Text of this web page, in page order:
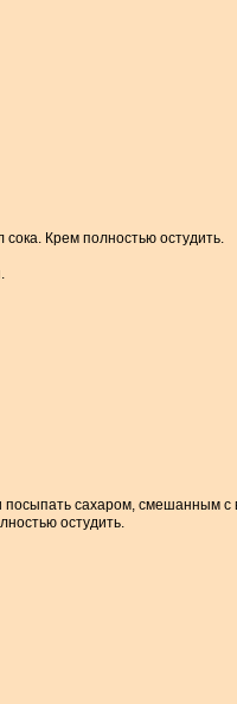
сока. Крем полностью остудить.
и посыпать сахаром, смешанным
остудить.